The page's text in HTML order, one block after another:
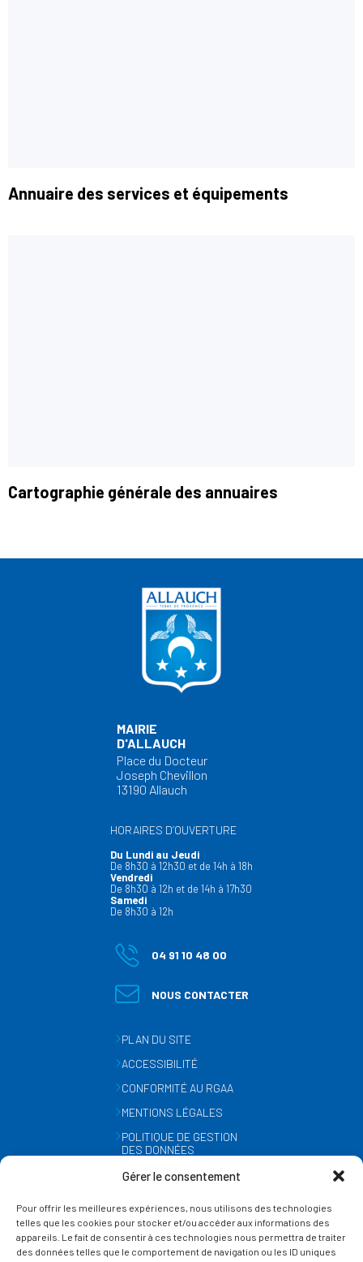
Gérer le consentement
Pour offrir les meilleures expériences, nous utilisons des technologies
telles que les cookies pour stocker et/ou accéder aux informations des
appareils. Le fait de consentir à ces technologies nous permettra de traiter
des données telles que le comportement de navigation ou les ID uniques
Annuaire des services et équipements
Cartographie générale des annuaires
MAIRIE
D'ALLAUCH
Place du Docteur
Joseph Chevillon
13190 Allauch
HORAIRES D’OUVERTURE
Du Lundi au Jeudi
De 8h30 à 12h30 et de 14h à 18h
Vendredi
De 8h30 à 12h et de 14h à 17h30
Samedi
De 8h30 à 12h
04 91 10 48 00
NOUS CONTACTER
PLAN DU SITE
ACCESSIBILITÉ
CONFORMITÉ AU RGAA
MENTIONS LÉGALES
POLITIQUE DE GESTION
DES DONNÉES
GESTION DES COOKIES